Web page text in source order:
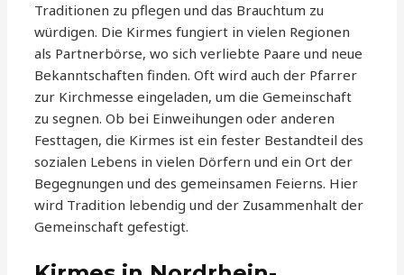
Traditionen zu pflegen und das Brauchtum zu
würdigen. Die Kirmes fungiert in vielen Regionen
als Partnerbörse, wo sich verliebte Paare und neue
Bekanntschaften finden. Oft wird auch der Pfarrer
zur Kirchmesse eingeladen, um die Gemeinschaft
zu segnen. Ob bei Einweihungen oder anderen
Festtagen, die Kirmes ist ein fester Bestandteil des
sozialen Lebens in vielen Dörfern und ein Ort der
Begegnungen und des gemeinsamen Feierns. Hier
wird Tradition lebendig und der Zusammenhalt der
Gemeinschaft gefestigt.